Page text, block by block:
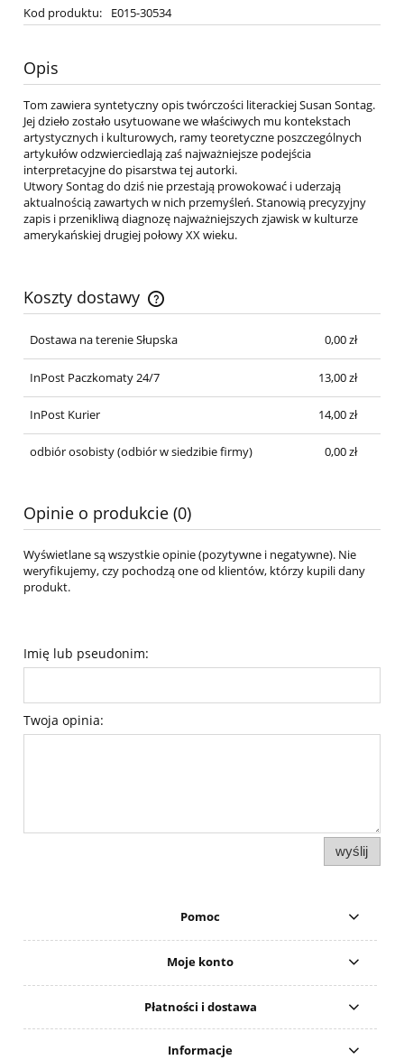
Kod produktu:
E015-30534
Opis
Tom zawiera syntetyczny opis twórczości literackiej Susan Sontag.
Jej dzieło zostało usytuowane we właściwych mu kontekstach
artystycznych i kulturowych, ramy teoretyczne poszczególnych
artykułów odzwierciedlają zaś najważniejsze podejścia
interpretacyjne do pisarstwa tej autorki.
Utwory Sontag do dziś nie przestają prowokować i uderzają
aktualnością zawartych w nich przemyśleń. Stanowią precyzyjny
zapis i przenikliwą diagnozę najważniejszych zjawisk w kulturze
amerykańskiej drugiej połowy XX wieku.
Koszty dostawy
Cena nie zawiera ewentualnych kosztów płatności
Dostawa na terenie Słupska
0,00 zł
InPost Paczkomaty 24/7 13,00 zł
InPost Kurier 14,00 zł
odbiór osobisty(odbiór w siedzibie firmy) 0,00 zł
Opinie o produkcie (0)
Wyświetlane są wszystkie opinie (pozytywne i negatywne). Nie
weryfikujemy, czy pochodzą one od klientów, którzy kupili dany
produkt.
Imię lub pseudonim:
Twoja opinia:
wyślij
Pomoc
Moje konto
Płatności i dostawa
Informacje